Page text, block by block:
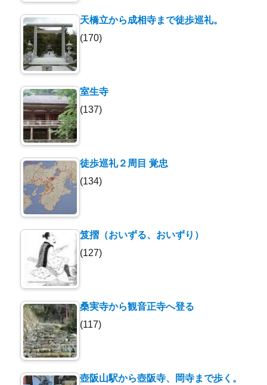
天橋立から成相寺まで徒歩巡礼。
(170)
室生寺
(137)
徒歩巡礼２周目 覚忠
(134)
笈摺（おいずる、おいずり）
(127)
桑実寺から観音正寺へ登る
(117)
壺阪山駅から壺阪寺、岡寺まで歩く。